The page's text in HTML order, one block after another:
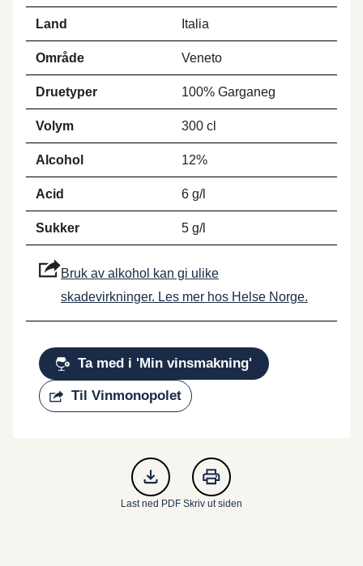
Land Italia
Område Veneto
Druetyper 100% Garganeg
Volym 300 cl
Alcohol 12%
Acid 6 g/l
Sukker 5 g/l
Bruk av alkohol kan gi ulike
skadevirkninger. Les mer hos Helse Norge.
Ta med i 'Min vinsmakning'
Til Vinmonopolet
Last ned PDF Skriv ut siden